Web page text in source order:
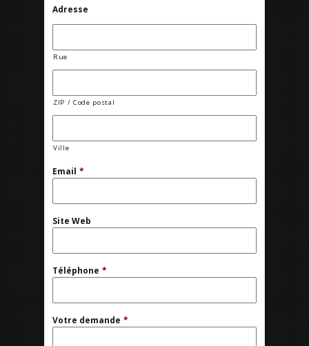
Adresse
Rue
ZIP / Code postal
Ville
Email *
Site Web
Téléphone *
Votre demande *